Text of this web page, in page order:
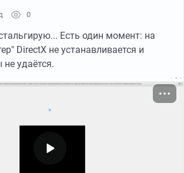
0
Есть один момент: на
DirectX не устанавливается и
не удаётся.